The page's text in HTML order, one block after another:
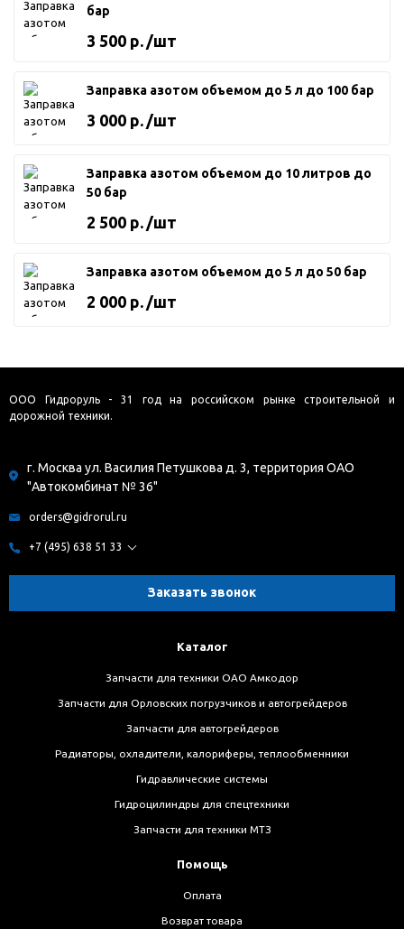
бар
3 500 р. /шт
Заправка азотом объемом до 5 л до 100 бар
3 000 р. /шт
Заправка азотом объемом до 10 литров до
50 бар
2 500 р. /шт
Заправка азотом объемом до 5 л до 50 бар
2 000 р. /шт
ООО Гидроруль - 31 год на российском рынке строительной и
дорожной техники.
г. Москва ул. Василия Петушкова д. 3, территория ОАО
"Автокомбинат № 36"
orders@gidrorul.ru
+7 (495) 638 51 33
Заказать звонок
Каталог
Запчасти для техники ОАО Амкодор
Запчасти для Орловских погрузчиков и автогрейдеров
Запчасти для автогрейдеров
Радиаторы, охладители, калориферы, теплообменники
Гидравлические системы
Гидроцилиндры для спецтехники
Запчасти для техники МТЗ
Помощь
Оплата
Возврат товара